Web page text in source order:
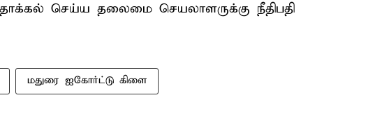
செய்ய தலைமை செயலாளருக்கு நீதிபதி
மதுரை ஐகோர்ட்டு கிளை